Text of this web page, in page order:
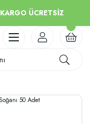
KARGO ÜCRETSİZ